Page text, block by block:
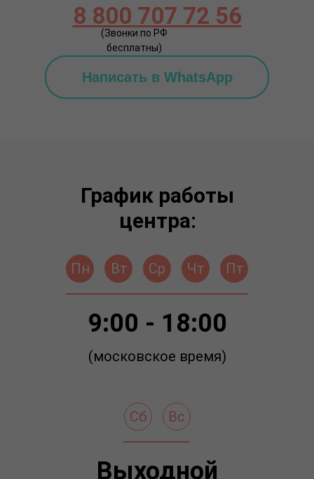
Написать в WhatsApp
8 800 707 72 56
(Звонки по РФ
бесплатны)
Пн Вт Ср Чт Пт
Сб Вс
График работы
центра:
9:00 - 18:00
Выходной
(московское время)